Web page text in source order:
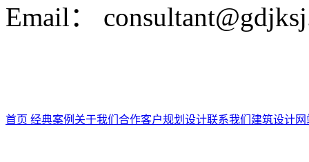
Email：
首页 经典案例 关于我们 合作客户规划设计联系我们 建筑设计